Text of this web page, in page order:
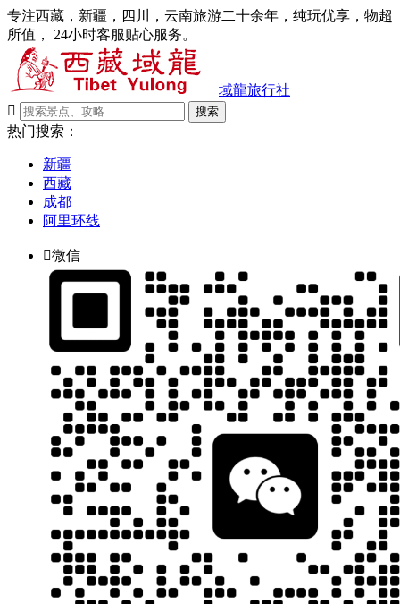
专注西藏，新疆，四川，云南旅游二十余年，纯玩优享，物超
所值， 24小时客服贴心服务。
域龍旅行社

搜索
热门搜索：
新疆
西藏
成都
阿里环线
微信